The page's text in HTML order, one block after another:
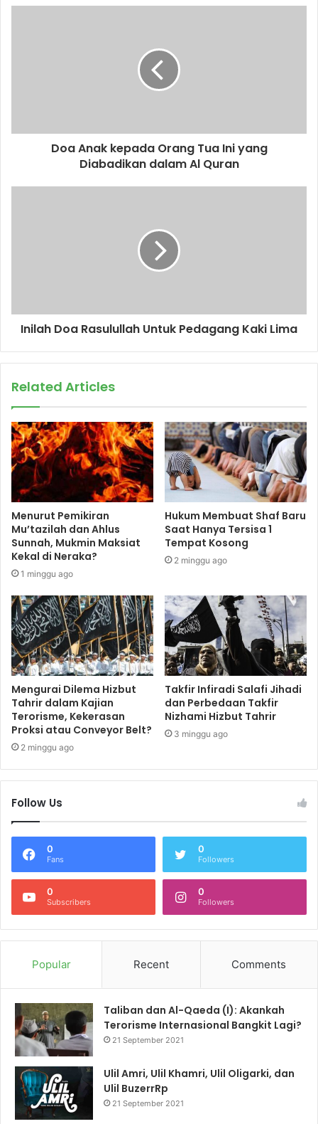
Doa Anak kepada Orang Tua Ini yang
Diabadikan dalam Al Quran
Inilah Doa Rasulullah Untuk Pedagang Kaki Lima
Related Articles
Menurut Pemikiran
Mu’tazilah dan Ahlus
Sunnah, Mukmin Maksiat
Kekal di Neraka?
1 minggu ago
Hukum Membuat Shaf Baru
Saat Hanya Tersisa 1
Tempat Kosong
2 minggu ago
Mengurai Dilema Hizbut
Tahrir dalam Kajian
Terorisme, Kekerasan
Proksi atau Conveyor Belt?
2 minggu ago
Takfir Infiradi Salafi Jihadi
dan Perbedaan Takfir
Nizhami Hizbut Tahrir
3 minggu ago
Follow Us
0
Fans
0
Followers
0
Subscribers
0
Followers
Popular Recent Comments
Taliban dan Al-Qaeda (I): Akankah
Terorisme Internasional Bangkit Lagi?
21 September 2021
Ulil Amri, Ulil Khamri, Ulil Oligarki, dan
Ulil BuzerrRp
21 September 2021